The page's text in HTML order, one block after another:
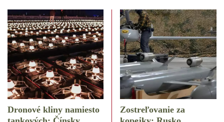
Dronové kliny namiesto
Zostreľovanie za